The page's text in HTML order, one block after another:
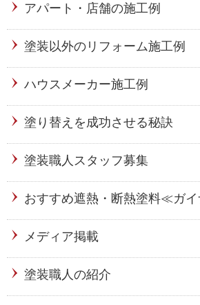
アパート・店舗の施工例
塗装以外のリフォーム施工例
ハウスメーカー施工例
塗り替えを成功させる秘訣
塗装職人スタッフ募集
おすすめ遮熱・断熱塗料≪ガ
メディア掲載
塗装職人の紹介